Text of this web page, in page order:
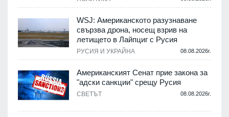
WSJ: Американското разузнаване
свързва дрона, носещ взрив на
летището в Лайпциг с Русия
РУСИЯ И УКРАЙНА 08.08.2026г.
Американският Сенат прие закона за
"адски санкции" срещу Русия
СВЕТЪТ 08.08.2026г.